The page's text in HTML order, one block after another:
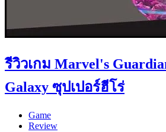
รีวิวเกม Marvel's
Galaxy ซุปเปอร์ฮีโร่
Game
Review